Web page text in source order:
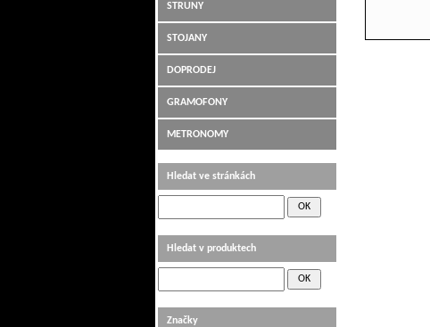
STRUNY
STOJANY
DOPRODEJ
GRAMOFONY
METRONOMY
Hledat ve stránkách
Hledat v produktech
Značky